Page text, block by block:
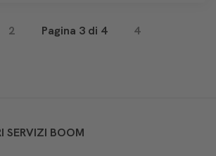
2 Pagina 3 di 4 4
SERVIZI BOOM